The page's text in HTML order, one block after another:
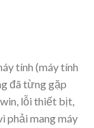
tính (máy tính
đã từng gặp
lỗi thiết bịt,
phải mang máy